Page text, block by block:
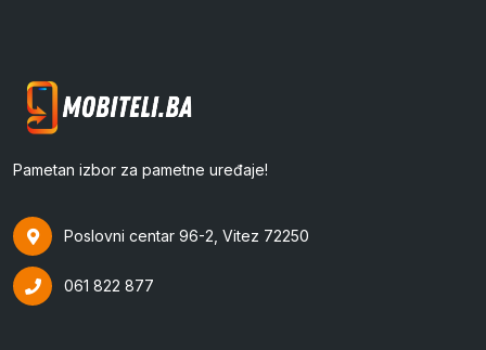
Pametan izbor za pametne uređaje!
Poslovni centar 96-2, Vitez 72250
061 822 877